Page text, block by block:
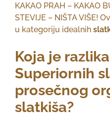
KAKAO PRAH – KAKAO
STEVIJE – NIŠTA VIŠE!
u kategoriju idealnih
Koja je
Superiornih
prosečnog
slatkiša?